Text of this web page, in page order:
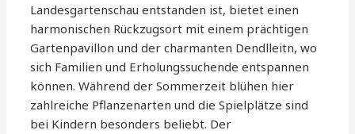
Landesgartenschau entstanden ist, bietet einen
harmonischen Rückzugsort mit einem prächtigen
Gartenpavillon und der charmanten Dendlleitn, wo
sich Familien und Erholungssuchende entspannen
können. Während der Sommerzeit blühen hier
zahlreiche Pflanzenarten und die Spielplätze sind
bei Kindern besonders beliebt. Der